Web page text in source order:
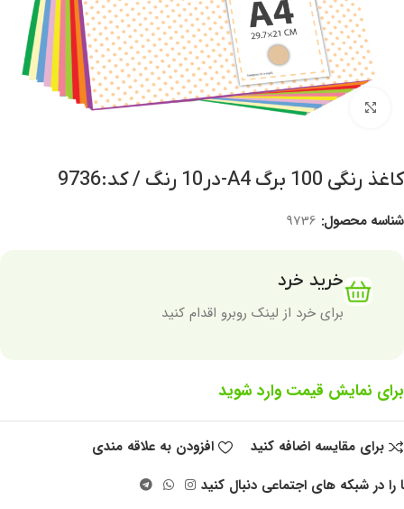
برای بزرگنمایی کلیک کنید
کاغذ رنگی 100 برگ A4-در10 رنگ / کد:9736
شناسه محصول: 9736
خرید خرد
برای خرد از لینک روبرو اقدام کنید
برای نمایش قیمت وارد شوید
برای مقایسه اضافه کنید
افزودن به علاقه مندی
را در شبکه های اجتماعی دنبال کنید